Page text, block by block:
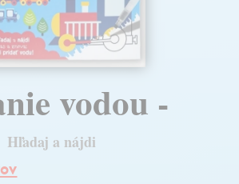
vodou -
Hľadaj a nájdi